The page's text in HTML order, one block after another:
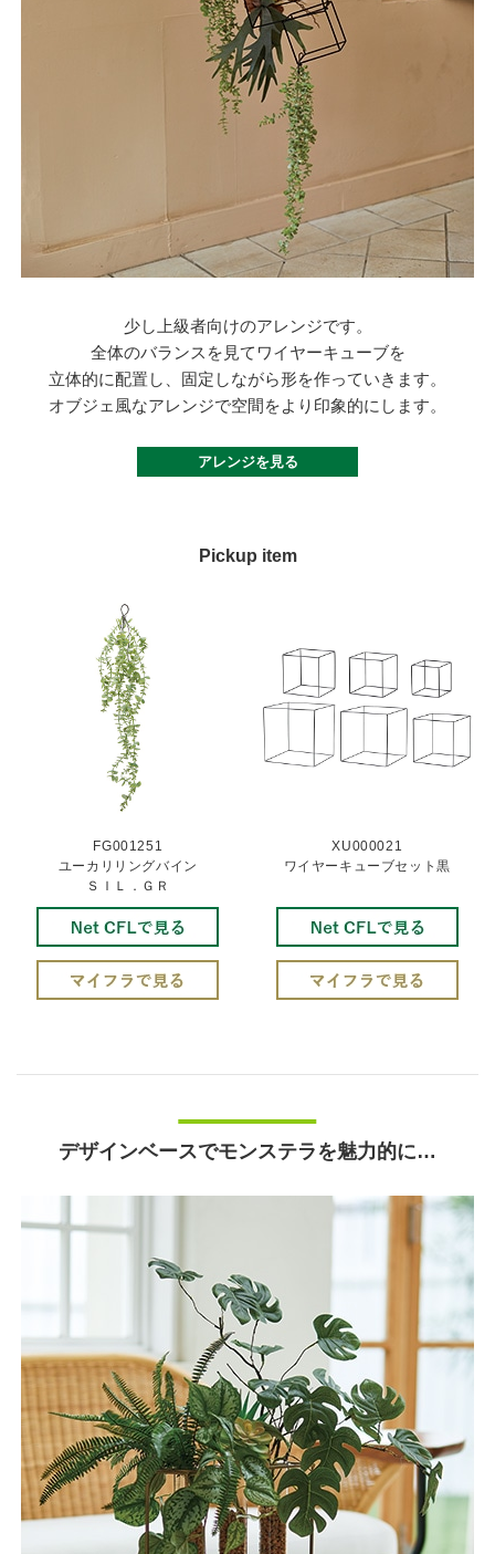
少し上級者向けのアレンジです。
全体のバランスを見てワイヤーキューブを
立体的に配置し、固定しながら形を作っていきます。
オブジェ風なアレンジで空間をより印象的にします。
アレンジを見る
Pickup item
FG001251
ユーカリリングバイン
ＳＩＬ．ＧＲ
XU000021
ワイヤーキューブセット黒
デザインベースでモンステラを魅力的に…